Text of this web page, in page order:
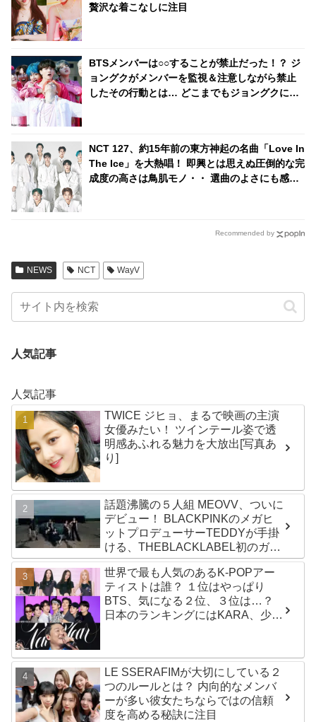
贅沢な着こなしに注目
BTSメンバーは○○することが禁止だった！？ ジ
ョングクがメンバーを監視＆注意しながら禁止
したその行動とは… どこまでもジョングクにや
NCT 127、約15年前の東方神起の名曲「Love In
The Ice」を大熱唱！ 即興とは思えぬ圧倒的な完
成度の高さは鳥肌モノ・・ 選曲のよさにも感動
Recommended by
NEWS NCT WayV
人気記事
人気記事
TWICE ジヒョ、まるで映画の主演
女優みたい！ ツインテール姿で透
明感あふれる魅力を大放出[写真あ
り]
話題沸騰の５人組 MEOVV、ついに
デビュー！ BLACKPINKのメガヒ
ットプロデューサーTEDDYが手掛
ける、THEBLACKLABEL初のガー
ルズグループ！ デビューシングル
「MEOW」をリリース
世界で最も人気のあるK-POPアー
ティストは誰？ １位はやっぱり
BTS、気になる２位、３位は…？
日本のランキングにはKARA、少女
LE SSERAFIMが大切にしている２
つのルールとは？ 内向的なメンバ
ーが多い彼女たちならではの信頼
度を高める秘訣に注目